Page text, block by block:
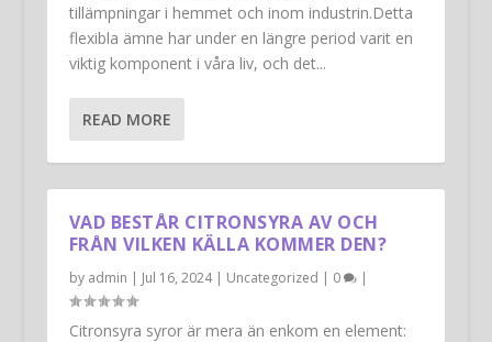
tillämpningar i hemmet och inom industrin.Detta
flexibla ämne har under en längre period varit en
viktig komponent i våra liv, och det...
READ MORE
VAD BESTÅR CITRONSYRA AV OCH
FRÅN VILKEN KÄLLA KOMMER DEN?
by admin | Jul 16, 2024| Uncategorized | 0 |
Citronsyra syror är mera än enkom en element: